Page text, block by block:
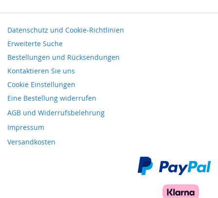
Datenschutz und Cookie-Richtlinien
Erweiterte Suche
Bestellungen und Rücksendungen
Kontaktieren Sie uns
Cookie Einstellungen
Eine Bestellung widerrufen
AGB und Widerrufsbelehrung
Impressum
Versandkosten